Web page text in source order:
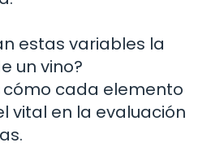
estas variables la
un vino?
cómo cada elemento
vital en la evaluación